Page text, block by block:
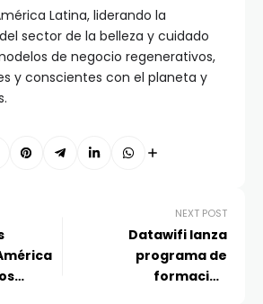
Latina, liderando la
sector de la belleza y cuidado
de negocio regenerativos,
y conscientes con el planeta y
NEXT POST
Datawifi lanza
programa de
formación